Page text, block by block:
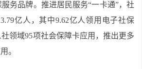
务品牌。 推进居民服务“一卡通”，社
亿人，其中9.62亿人领用电子社保
领域95项社会保障卡应用， 推出更多
。